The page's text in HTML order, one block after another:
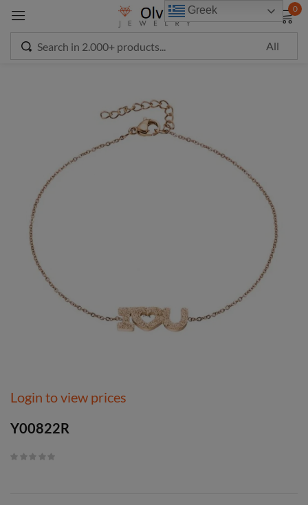
0
Login to view prices
Y00822R
Greek
Sign in
Remember me Lost password?
modal-check